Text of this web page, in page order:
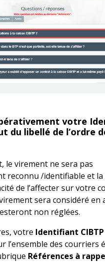
votre
du libellé de l’ordre
le virement ne sera pas
reconnu /identifiable et la
de l’affecter sur votre
sera considéré en
non réglées.
votre Identifiant CIBTP
l’ensemble des courriers
Références à